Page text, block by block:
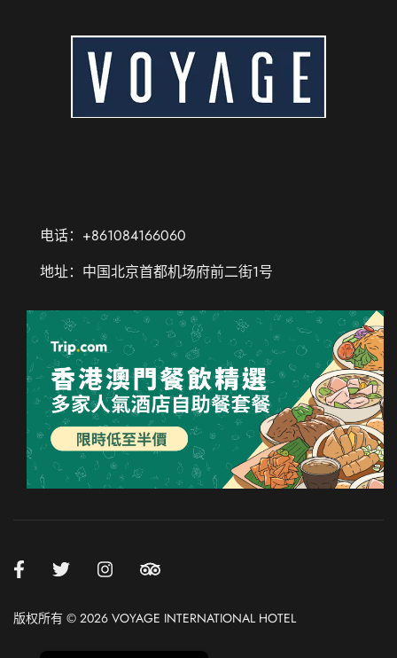
电话：+861084166060
地址：中国北京首都机场府前二街1号
版权所有 © 2026 VOYAGE INTERNATIONAL HOTEL
Korean
German
Russian
Thai
Chinese (Hong Kong)
Chinese (Taiwan)